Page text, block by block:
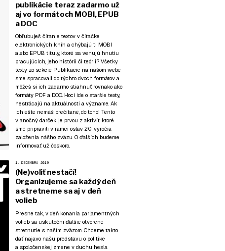
publikácie teraz zadarmo už
aj vo formátoch MOBI, EPUB
a DOC
Obľubuješ čítanie textov v čítačke
elektronických kníh a chýbajú ti MOBI
alebo EPUB tituly, ktoré sa venujú hnutiu
pracujúcich, jeho histórii či teórii? Všetky
texty zo sekcie Publikácie na našom webe
sme spracovali do týchto dvoch formátov a
môžeš si ich zadarmo stiahnuť rovnako ako
formáty PDF a DOC. Hoci ide o staršie texty,
nestrácajú na aktuálnosti a význame. Ak
ich ešte nemáš prečítané, do toho! Tento
vianočný darček je prvou z aktivít, ktoré
sme pripravili v rámci osláv 20. výročia
založenia nášho zväzu. O ďalších budeme
informovať už čoskoro.
1. DECEMBRA 2019
(Ne)voliť nestačí!
Organizujeme sa každý deň
a stretneme sa aj v deň
volieb
Presne tak, v deň konania parlamentných
volieb sa uskutoční ďalšie otvorené
stretnutie s naším zväzom. Chceme takto
dať najavo našu predstavu o politike
a spoločenskej zmene v duchu hesla